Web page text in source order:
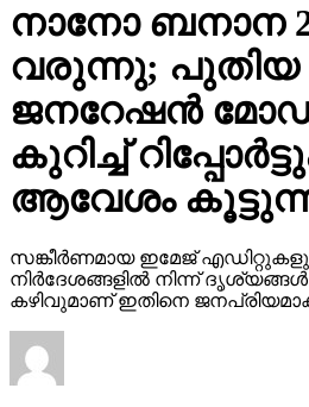
നാനോ ബനാന
വരുന്നു; പുതിയ
ജനറേഷന്‍
കുറിച്ച്
ആവേശം
സങ്കീര്‍ണമായ ഇമേജ്
നിര്‍ദേശങ്ങളില്‍ നിന്ന്
കഴിവുമാണ് ഇതിനെ